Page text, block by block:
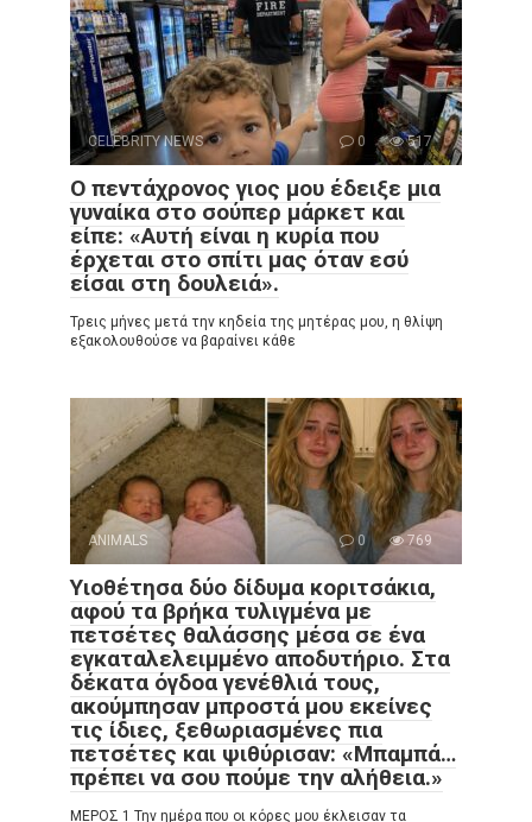
CELEBRITY NEWS 0 517
Ο πεντάχρονος γιος μου έδειξε μια
γυναίκα στο σούπερ μάρκετ και
είπε: «Αυτή είναι η κυρία που
έρχεται στο σπίτι μας όταν εσύ
είσαι στη δουλειά».
Τρεις μήνες μετά την κηδεία της μητέρας μου, η θλίψη
εξακολουθούσε να βαραίνει κάθε
ANIMALS 0 769
Υιοθέτησα δύο δίδυμα κοριτσάκια,
αφού τα βρήκα τυλιγμένα με
πετσέτες θαλάσσης μέσα σε ένα
εγκαταλελειμμένο αποδυτήριο. Στα
δέκατα όγδοα γενέθλιά τους,
ακούμπησαν μπροστά μου εκείνες
τις ίδιες, ξεθωριασμένες πια
πετσέτες και ψιθύρισαν: «Μπαμπά…
πρέπει να σου πούμε την αλήθεια.»
ΜΕΡΟΣ 1 Την ημέρα που οι κόρες μου έκλεισαν τα